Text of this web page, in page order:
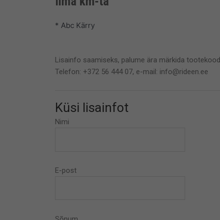
* Abc Kärry
Lisainfo saamiseks, palume ära märkida
Telefon: +372 56 444 07, e-mail: info@rideen.ee
Küsi lisainfot
Nimi
E-post